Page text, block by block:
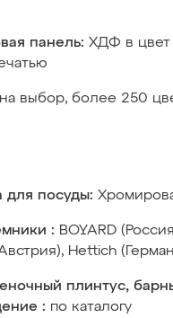
панель: ХДФ в цвет
на выбор, более 250
для посуды:
: BOYARD
Hettich
плинтус,
: по каталогу